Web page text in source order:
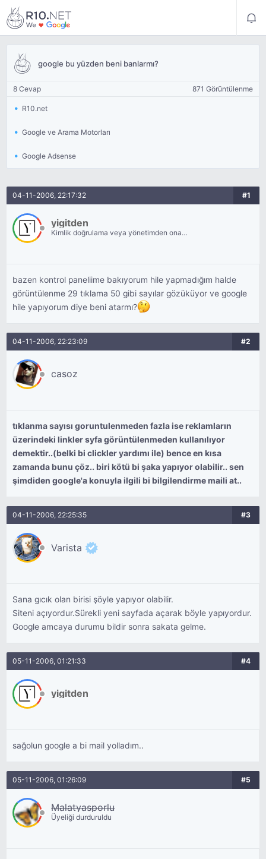
google bu yüzden beni banlarmı?
8 Cevap 871 Görüntülenme
R10.net
Google ve Arama Motorları
Google Adsense
04-11-2006, 22:17:32 #1
yigitden
Kimlik doğrulama veya yönetimden onay
bazen kontrol paneliime bakıyorum hile yapmadığım halde
görüntülenme 29 tıklama 50 gibi sayılar gözüküyor ve google
hile yapıyorum diye beni atarmı?
04-11-2006, 22:23:09 #2
casoz
tıklanma sayısı goruntulenmeden fazla ise reklamların
üzerindeki linkler syfa görüntülenmeden kullanılıyor
demektir..(belki bi clickler yardımı ile) bence en kısa
zamanda bunu çöz.. biri kötü bi şaka yapıyor olabilir.. sen
şimdiden google'a konuyla ilgili bi bilgilendirme maili at..
04-11-2006, 22:25:35 #3
Varista
Sana gıcık olan birisi şöyle yapıyor olabilir.
Siteni açıyordur.Sürekli yeni sayfada açarak böyle yapıyordur.
Google amcaya durumu bildir sonra sakata gelme.
05-11-2006, 01:21:33 #4
yigitden
sağolun google a bi mail yolladım..
05-11-2006, 01:26:09 #5
Malatyasporlu
Üyeliği durduruldu